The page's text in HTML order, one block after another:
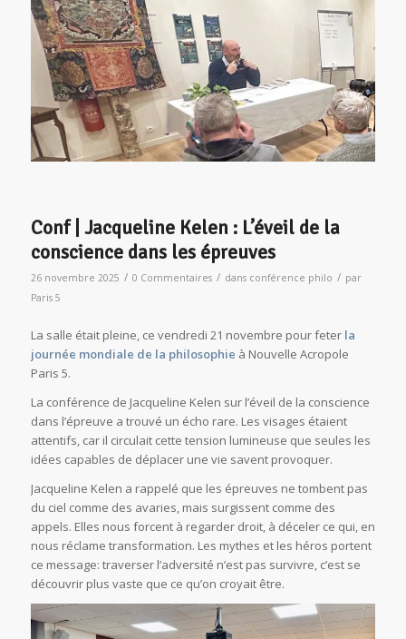
Conf | Jacqueline Kelen : L’éveil de la
conscience dans les épreuves
26 novembre 2025 / 0 Commentaires / dans conférence philo / par
Paris 5
La salle était pleine, ce vendredi 21 novembre pour feter la
journée mondiale de la philosophie à Nouvelle Acropole
Paris 5.
La conférence de Jacqueline Kelen sur l’éveil de la conscience
dans l’épreuve a trouvé un écho rare. Les visages étaient
attentifs, car il circulait cette tension lumineuse que seules les
idées capables de déplacer une vie savent provoquer.
Jacqueline Kelen a rappelé que les épreuves ne tombent pas
du ciel comme des avaries, mais surgissent comme des
appels. Elles nous forcent à regarder droit, à déceler ce qui, en
nous réclame transformation. Les mythes et les héros portent
ce message: traverser l’adversité n’est pas survivre, c’est se
découvrir plus vaste que ce qu’on croyait être.